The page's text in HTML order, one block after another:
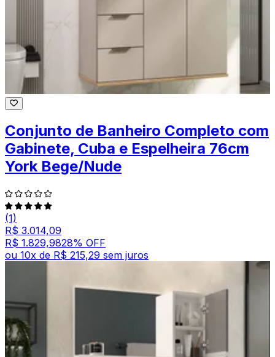
Conjunto de Banheiro Completo com
Gabinete, Cuba e Espelheira 76cm
York Bege/Nude
(1)
R$ 3.014,09
R$ 1.829,9828% OFF
ou 10x de R$ 215,29 sem juros